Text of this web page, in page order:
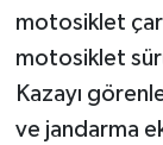
motosiklet
motosiklet
Kazayı
ve jandarma